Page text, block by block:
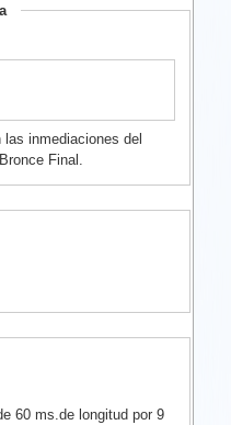
las inmediaciones del
Final.
60 ms.de longitud por 9